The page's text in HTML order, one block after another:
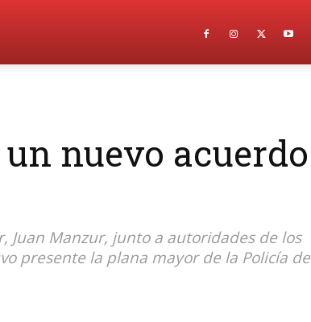
nuevo acuerdo
Manzur, junto a autoridades de los
presente la plana mayor de la Policía de